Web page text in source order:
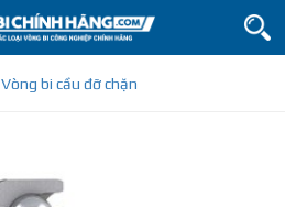
Vòng bi cầu đỡ chặn